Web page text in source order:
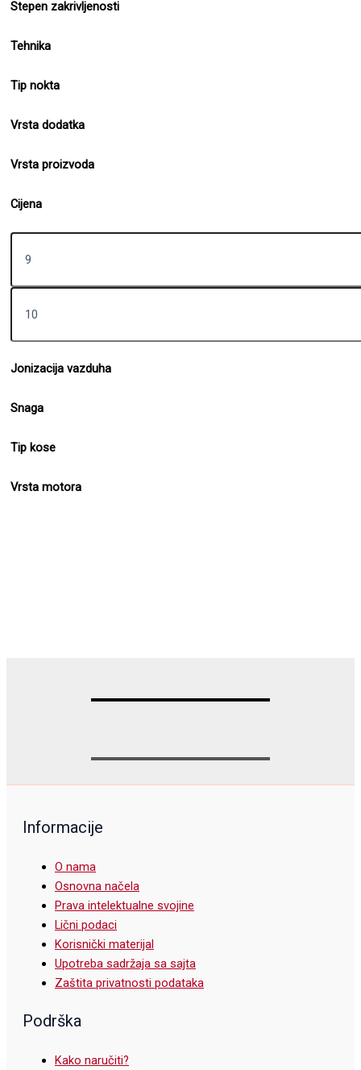
Stepen zakrivljenosti
Tehnika
Tip nokta
Vrsta dodatka
Vrsta proizvoda
Cijena
Jonizacija vazduha
Snaga
Tip kose
Vrsta motora
Informacije
O nama
Osnovna načela
Prava intelektualne svojine
Lični podaci
Korisnički materijal
Upotreba sadržaja sa sajta
Zaštita privatnosti podataka
Podrška
Kako naručiti?